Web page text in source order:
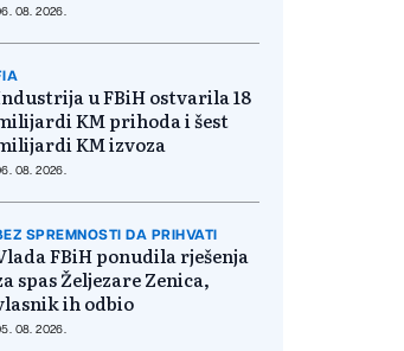
08. 2026.
u FBiH ostvarila 18
KM prihoda i šest
KM izvoza
08. 2026.
SPREMNOSTI DA PRIHVATI
FBiH ponudila rješenja
spas Željezare Zenica,
ih odbio
08. 2026.